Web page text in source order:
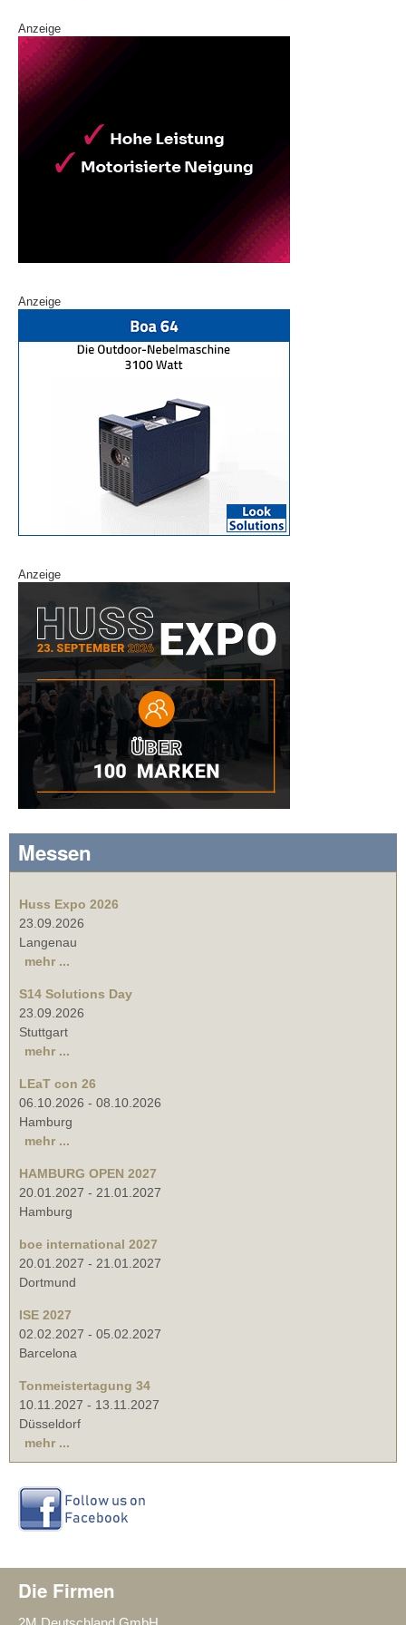
Anzeige
Anzeige
Anzeige
Messen
Huss Expo 2026
23.09.2026
Langenau
mehr ...
S14 Solutions Day
23.09.2026
Stuttgart
mehr ...
LEaT con 26
06.10.2026 - 08.10.2026
Hamburg
mehr ...
HAMBURG OPEN 2027
20.01.2027 - 21.01.2027
Hamburg
boe international 2027
20.01.2027 - 21.01.2027
Dortmund
ISE 2027
02.02.2027 - 05.02.2027
Barcelona
Tonmeistertagung 34
10.11.2027 - 13.11.2027
Düsseldorf
mehr ...
Die Firmen